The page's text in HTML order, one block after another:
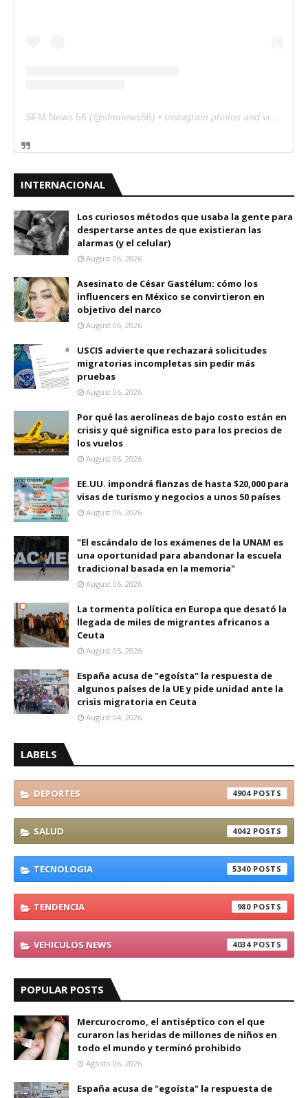
SFM News 56 (@sfmnews56) • Instagram photos and videos
INTERNACIONAL
Los curiosos métodos que usaba la gente para
despertarse antes de que existieran las
alarmas (y el celular)
August 06, 2026
Asesinato de César Gastélum: cómo los
influencers en México se convirtieron en
objetivo del narco
August 06, 2026
USCIS advierte que rechazará solicitudes
migratorias incompletas sin pedir más
pruebas
August 06, 2026
Por qué las aerolíneas de bajo costo están en
crisis y qué significa esto para los precios de
los vuelos
August 06, 2026
EE.UU. impondrá fianzas de hasta $20,000 para
visas de turismo y negocios a unos 50 países
August 06, 2026
"El escándalo de los exámenes de la UNAM es
una oportunidad para abandonar la escuela
tradicional basada en la memoria"
August 06, 2026
La tormenta política en Europa que desató la
llegada de miles de migrantes africanos a
Ceuta
August 05, 2026
España acusa de "egoísta" la respuesta de
algunos países de la UE y pide unidad ante la
crisis migratoria en Ceuta
August 04, 2026
LABELS
DEPORTES 4904
SALUD 4042
TECNOLOGIA 5340
TENDENCIA 980
VEHICULOS NEWS 4034
POPULAR POSTS
Mercurocromo, el antiséptico con el que
curaron las heridas de millones de niños en
todo el mundo y terminó prohibido
Agosto 06, 2026
España acusa de "egoísta" la respuesta de